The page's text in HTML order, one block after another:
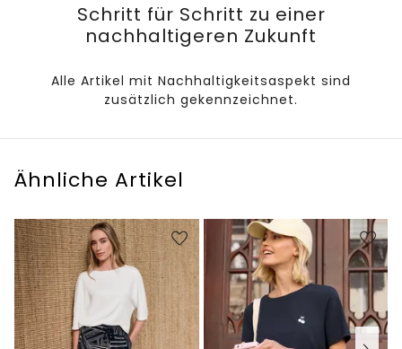
Schritt für Schritt zu einer
nachhaltigeren Zukunft
Alle Artikel mit Nachhaltigkeitsaspekt sind
zusätzlich gekennzeichnet.
Ähnliche Artikel